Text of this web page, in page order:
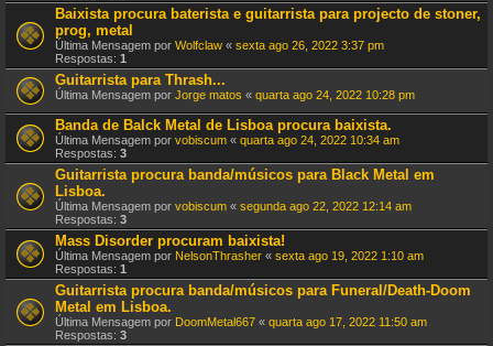
Baixista procura baterista e guitarrista para projecto de stoner,
prog, metal
Última Mensagem por Wolfclaw « sexta ago 26, 2022 3:37 pm
Respostas: 1
Guitarrista para Thrash...
Última Mensagem por Jorge matos « quarta ago 24, 2022 10:28 pm
Banda de Balck Metal de Lisboa procura baixista.
Última Mensagem por vobiscum « quarta ago 24, 2022 10:34 am
Respostas: 3
Guitarrista procura banda/músicos para Black Metal em
Lisboa.
Última Mensagem por vobiscum « segunda ago 22, 2022 12:14 am
Respostas: 3
Mass Disorder procuram baixista!
Última Mensagem por NelsonThrasher « sexta ago 19, 2022 1:10 am
Respostas: 1
Guitarrista procura banda/músicos para Funeral/Death-Doom
Metal em Lisboa.
Última Mensagem por DoomMetal667 « quarta ago 17, 2022 11:50 am
Respostas: 3